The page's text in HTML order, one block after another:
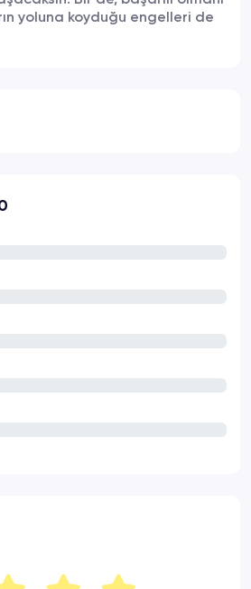
yoluna koyduğu engelleri de